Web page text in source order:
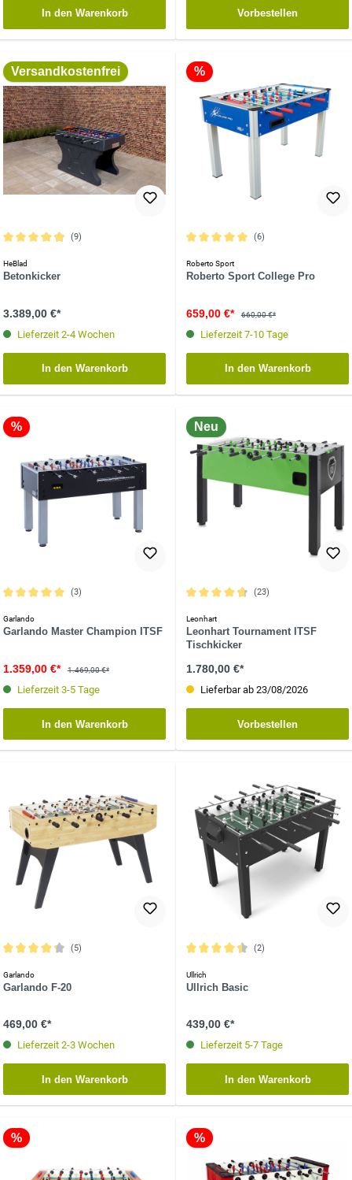
In den Warenkorb Vorbestellen
Versandkostenfrei
(9)
HeBlad
Betonkicker
3.389,00 €*
Lieferzeit 2-4 Wochen
In den Warenkorb
%
(6)
Roberto Sport
Roberto Sport College Pro
659,00 €* 660,00 €*
Lieferzeit 7-10 Tage
In den Warenkorb
%
(3)
Garlando
Garlando Master Champion ITSF
1.359,00 €* 1.469,00 €*
Lieferzeit 3-5 Tage
In den Warenkorb
Neu
(23)
Leonhart
Leonhart Tournament ITSF
Tischkicker
1.780,00 €*
Lieferbar ab 23/08/2026
Vorbestellen
(5)
Garlando
Garlando F-20
469,00 €*
Lieferzeit 2-3 Wochen
In den Warenkorb
(2)
Ullrich
Ullrich Basic
439,00 €*
Lieferzeit 5-7 Tage
In den Warenkorb
% %